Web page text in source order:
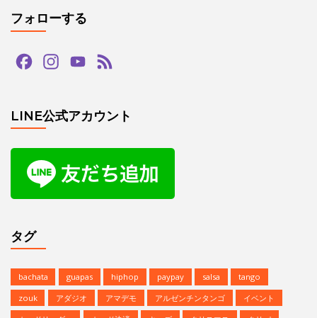
フォローする
FacebookInstagramYouTube
LINE公式アカウント
タグ
bachata guapas hiphop paypay salsa
tango
zouk
アダジオ アマデモ アルゼンチンタンゴ
イベント